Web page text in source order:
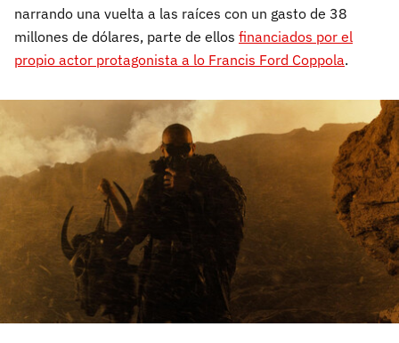
narrando una vuelta a las raíces con un gasto de 38
millones de dólares, parte de ellos financiados por el
propio actor protagonista a lo Francis Ford Coppola.